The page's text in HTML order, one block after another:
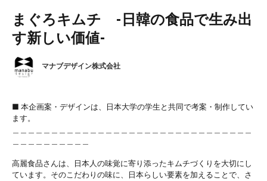
まぐろキムチ -日韓の食品で生み出
す新しい価値-
マナブデザイン株式会社
■ 本企画案・デザインは、日本大学の学生と共同で考案・制作してい
ます。
高麗食品さんは、日本人の味覚に寄り添ったキムチづくりを大切にし
ています。そのこだわりの味に、日本らしい要素を加えることで、さ